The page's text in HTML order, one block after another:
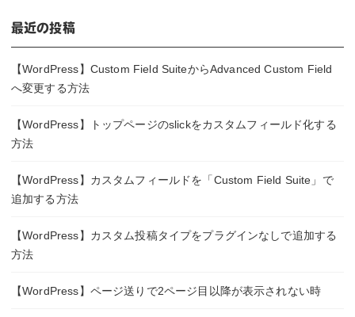
最近の投稿
【WordPress】Custom Field SuiteからAdvanced Custom Field
へ変更する方法
【WordPress】トップページのslickをカスタムフィールド化する
方法
【WordPress】カスタムフィールドを「Custom Field Suite」で
追加する方法
【WordPress】カスタム投稿タイプをプラグインなしで追加する
方法
【WordPress】ページ送りで2ページ目以降が表示されない時